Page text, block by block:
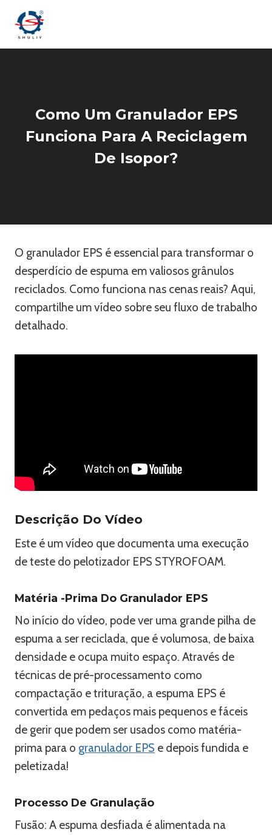
Como Um Granulador EPS
Funciona Para A Reciclagem
De Isopor?
O granulador EPS é essencial para transformar o
desperdício de espuma em valiosos grânulos
reciclados. Como funciona nas cenas reais? Aqui,
compartilhe um vídeo sobre seu fluxo de trabalho
detalhado.
Descrição Do Vídeo
Este é um vídeo que documenta uma execução
de teste do pelotizador EPS STYROFOAM.
Matéria -prima Do Granulador EPS
No início do vídeo, pode ver uma grande pilha de
espuma a ser reciclada, que é volumosa, de baixa
densidade e ocupa muito espaço. Através de
técnicas de pré-processamento como
compactação e trituração, a espuma EPS é
convertida em pedaços mais pequenos e fáceis
de gerir que podem ser usados como matéria-
prima para o granulador EPS e depois fundida e
peletizada!
Processo De Granulação
Fusão: A espuma desfiada é alimentada na